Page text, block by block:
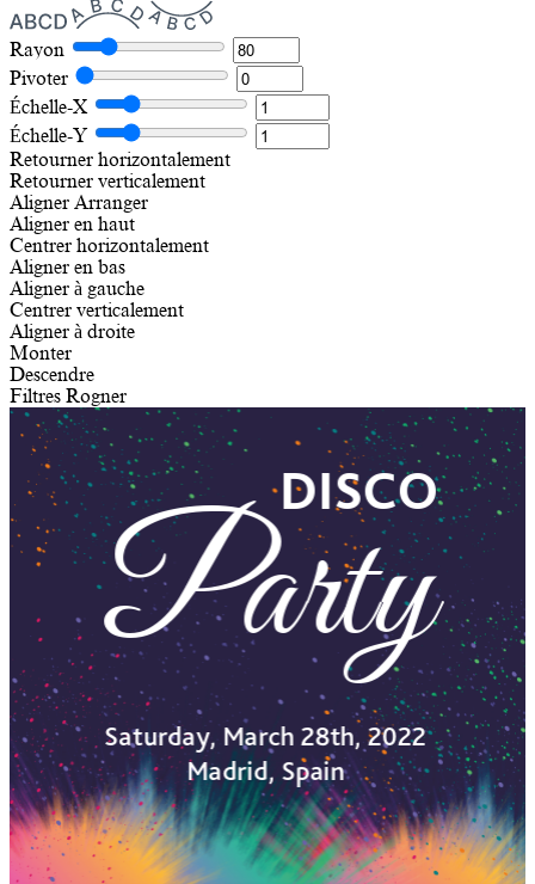
Rayon
Pivoter
Échelle-X
Échelle-Y
Retourner horizontalement
Retourner verticalement
Aligner Arranger
Aligner en haut
Centrer horizontalement
Aligner en bas
Aligner à gauche
Centrer verticalement
Aligner à droite
Monter
Descendre
Filtres Rogner